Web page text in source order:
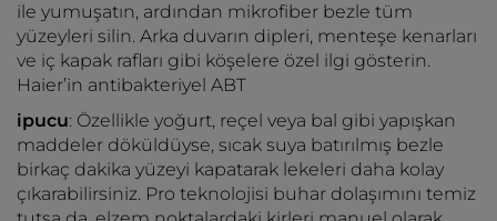
ile yumuşatın, ardından mikrofiber bezle tüm
yüzeyleri silin. Arka duvarın dipleri, menteşe kenarları
ve iç kapak rafları gibi köşelere özel ilgi gösterin.
Haier’in antibakteriyel ABT
ipucu: Özellikle yoğurt, reçel veya bal gibi yapışkan
maddeler döküldüyse, sıcak suya batırılmış bezle
birkaç dakika yüzeyi kapatarak lekeleri daha kolay
çıkarabilirsiniz. Pro teknolojisi buhar dolaşımını temiz